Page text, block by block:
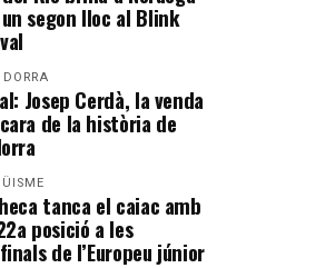
segon lloc al Blink
Josep Cerdà, la venda
de la història de
tanca el caiac amb
posició a les
de l’Europeu júnior